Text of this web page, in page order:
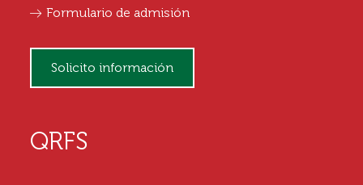
Formulario de admisión
Solicito información
QRFS